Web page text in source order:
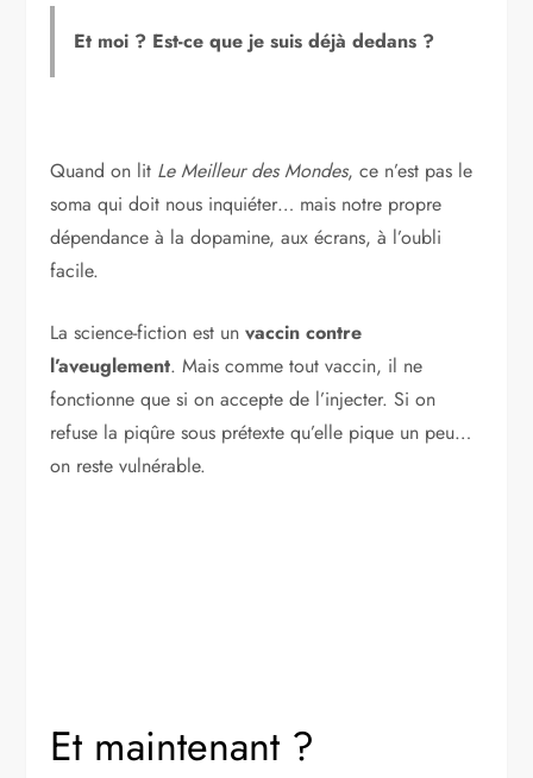
Et moi ? Est-ce que je suis déjà dedans ?
Quand on lit Le Meilleur des Mondes, ce n’est pas le
soma qui doit nous inquiéter… mais notre propre
dépendance à la dopamine, aux écrans, à l’oubli
facile.
La science-fiction est unvaccin contre
l’aveuglement. Mais comme tout vaccin, il ne
fonctionne que si on accepte de l’injecter. Si on
refuse la piqûre sous prétexte qu’elle pique un peu…
on reste vulnérable.
Et maintenant ?